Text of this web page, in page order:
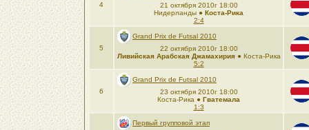
4
21 октября 2010г 18:00
Нидерланды ● Коста-Рика
2:4
5
Grand Prix de Futsal 2010
22 октября 2010г 18:00
Ливийская Арабская Джамахирия● Коста-Рика
5:2
6
Grand Prix de Futsal 2010
23 октября 2010г 18:00
Коста-Рика ● Гватемала
1:3
Первый групповой этап